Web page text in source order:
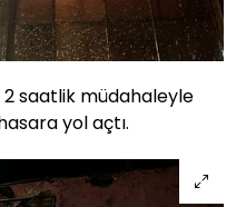
saatlik müdahaleyle
yol açtı.